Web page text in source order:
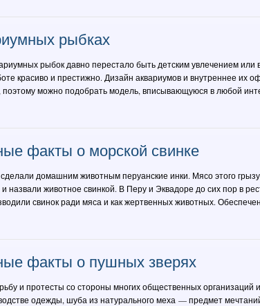
рыбках
рыбок давно перестало быть детским увлечением
красиво и престижно. Дизайн аквариумов и внутреннее их
поэтому можно подобрать модель, вписывающуюся в любой
факты о морской свинке
домашним животным перуанские инки. Мясо этого
назвали животное свинкой. В Перу и Эквадоре до сих пор в
свинок ради мяса и как жертвенных животных.
факты о пушных зверях
и протесты со стороны многих общественных организаций
одежды, шуба из натурального меха — предмет